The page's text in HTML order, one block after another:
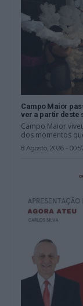
Campo Maior
ver a partir deste
Campo Maior
dos momentos
8 Agosto, 2026 -